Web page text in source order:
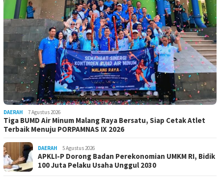
DAERAH 7 Agustus 2026
Tiga BUMD Air Minum Malang Raya Bersatu, Siap Cetak Atlet
Terbaik Menuju PORPAMNAS IX 2026
DAERAH 5 Agustus 2026
APKLI-P Dorong Badan Perekonomian UMKM RI, Bidik
100 Juta Pelaku Usaha Unggul 2030